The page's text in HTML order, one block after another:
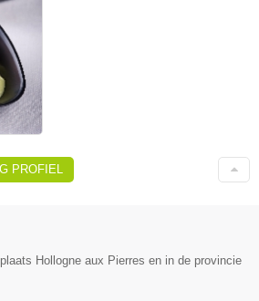
PROFIEL
Hollogne aux Pierres en in de provincie